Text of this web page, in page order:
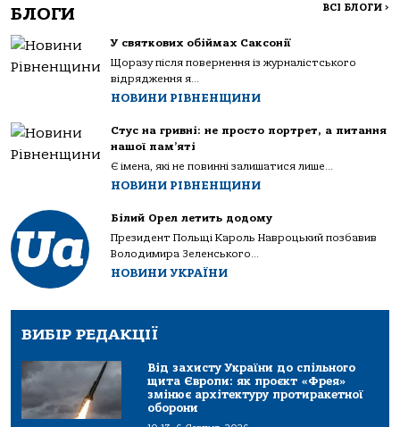
БЛОГИ ВСІ БЛОГИ >
У святкових обіймах Саксонії
Щоразу після повернення із журналістського
відрядження я...
НОВИНИ РІВНЕНЩИНИ
Стус на гривні: не просто портрет, а питання
нашої пам’яті
Є імена, які не повинні залишатися лише...
НОВИНИ РІВНЕНЩИНИ
Білий Орел летить додому
Президент Польщі Кароль Навроцький позбавив
Володимира Зеленського...
НОВИНИ УКРАЇНИ
ВИБІР РЕДАКЦІЇ
Від захисту України до спільного
щита Європи: як проєкт «Фрея»
змінює архітектуру протиракетної
оборони